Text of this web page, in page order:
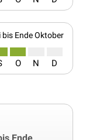
Ende Oktober
O N D
Ende